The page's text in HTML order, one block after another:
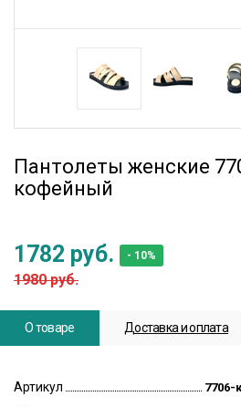
Пантолеты женские
кофейный
1782 руб. - 10%
1980 руб.
О товаре Доставка и оплата
Артикул